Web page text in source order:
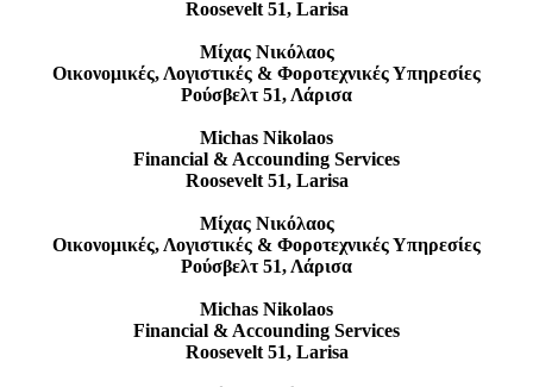
Roosevelt 51, Larisa
Μίχας Νικόλαος
Οικονομικές, Λογιστικές & Φοροτεχνικές Υπηρεσίες
Ρούσβελτ 51, Λάρισα
Michas Nikolaos
Financial & Accounding Services
Roosevelt 51, Larisa
Μίχας Νικόλαος
Οικονομικές, Λογιστικές & Φοροτεχνικές Υπηρεσίες
Ρούσβελτ 51, Λάρισα
Michas Nikolaos
Financial & Accounding Services
Roosevelt 51, Larisa